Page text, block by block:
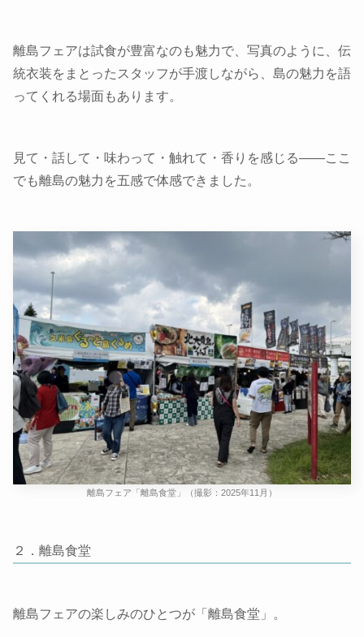
離島フェアは試食が豊富なのも魅力で、写真のように、伝
統衣装をまとったスタッフが手渡しながら、島の魅力を語
ってくれる場面もあります。
見て・話して・味わって・触れて・香りを感じる——ここ
でも離島の魅力を五感で体感できました。
離島フェア「離島食堂」（撮影：2025年11月）
２．離島食堂
離島フェアの楽しみのひとつが「離島食堂」。